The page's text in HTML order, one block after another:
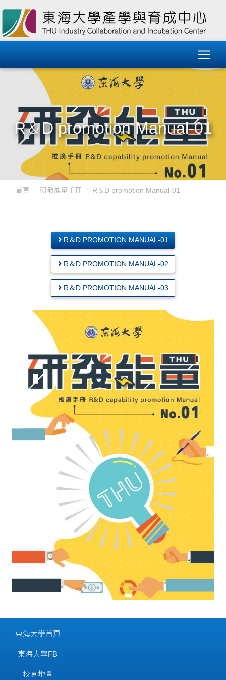
R＆D promotion Manual-01
首頁 研發能量手冊 R＆D promotion Manual-01
R＆D PROMOTION MANUAL-01
R＆D PROMOTION MANUAL-02
R＆D PROMOTION MANUAL-03
東海大學首頁
東海大學FB
校園地圖